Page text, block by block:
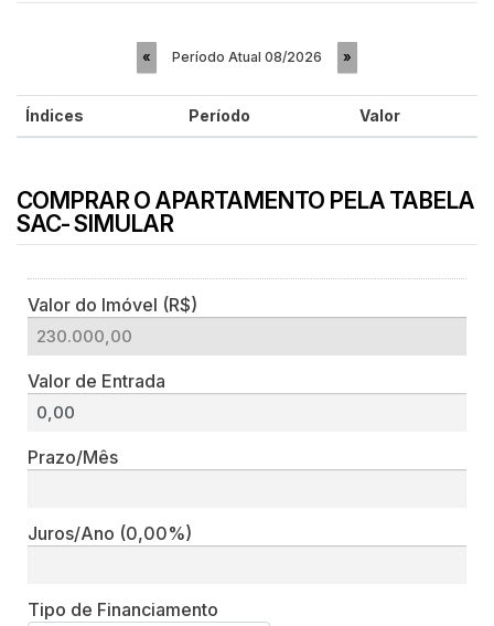
« Período Atual 08/2026 »
Índices Período Valor
COMPRAR O APARTAMENTO PELA TABELA
SAC- SIMULAR
Valor do Imóvel (R$)
Valor de Entrada
Prazo/Mês
Juros/Ano (0,00%)
Tipo de Financiamento